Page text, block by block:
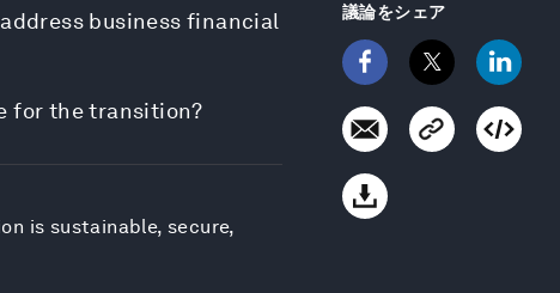
business financial
for the transition?
is sustainable, secure,
議論をシェア